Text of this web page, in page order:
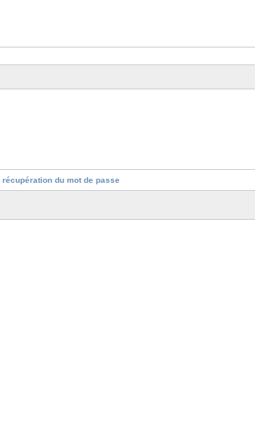
récupération du mot de passe